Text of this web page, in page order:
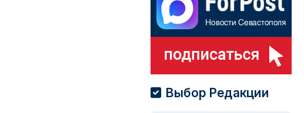
Выбор Редакции